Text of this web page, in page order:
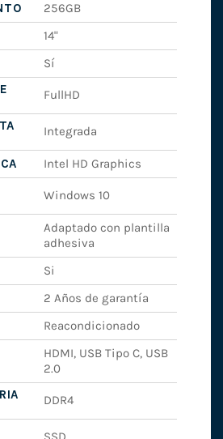
256GB
14"
Sí
FullHD
Integrada
Intel HD Graphics
Windows 10
Adaptado con plantilla
adhesiva
Si
2 Años de garantía
Reacondicionado
HDMI, USB Tipo C, USB
2.0
DDR4